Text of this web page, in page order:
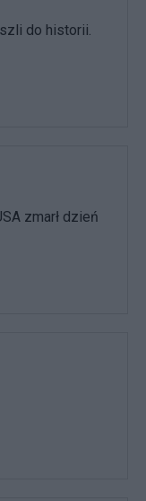
do historii.
zmarł dzień